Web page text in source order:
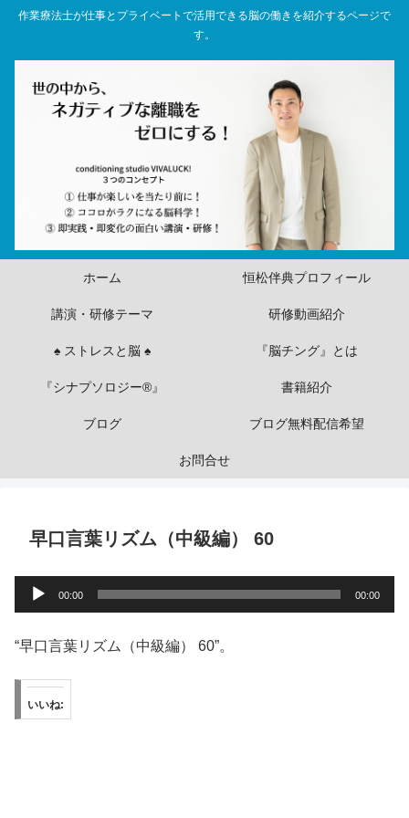
作業療法士が仕事とプライベートで活用できる脳の働きを紹介するページで
す。
ホーム 恒松伴典プロフィール
講演・研修テーマ 研修動画紹介
♠ ストレスと脳 ♠ 『脳チング』とは
『シナプソロジー®』 書籍紹介
ブログ ブログ無料配信希望
お問合せ
早口言葉リズム（中級編） 60
声
プ
ー
ヤ
00:00 00:00
“早口言葉リズム（中級編） 60”。
いいね: